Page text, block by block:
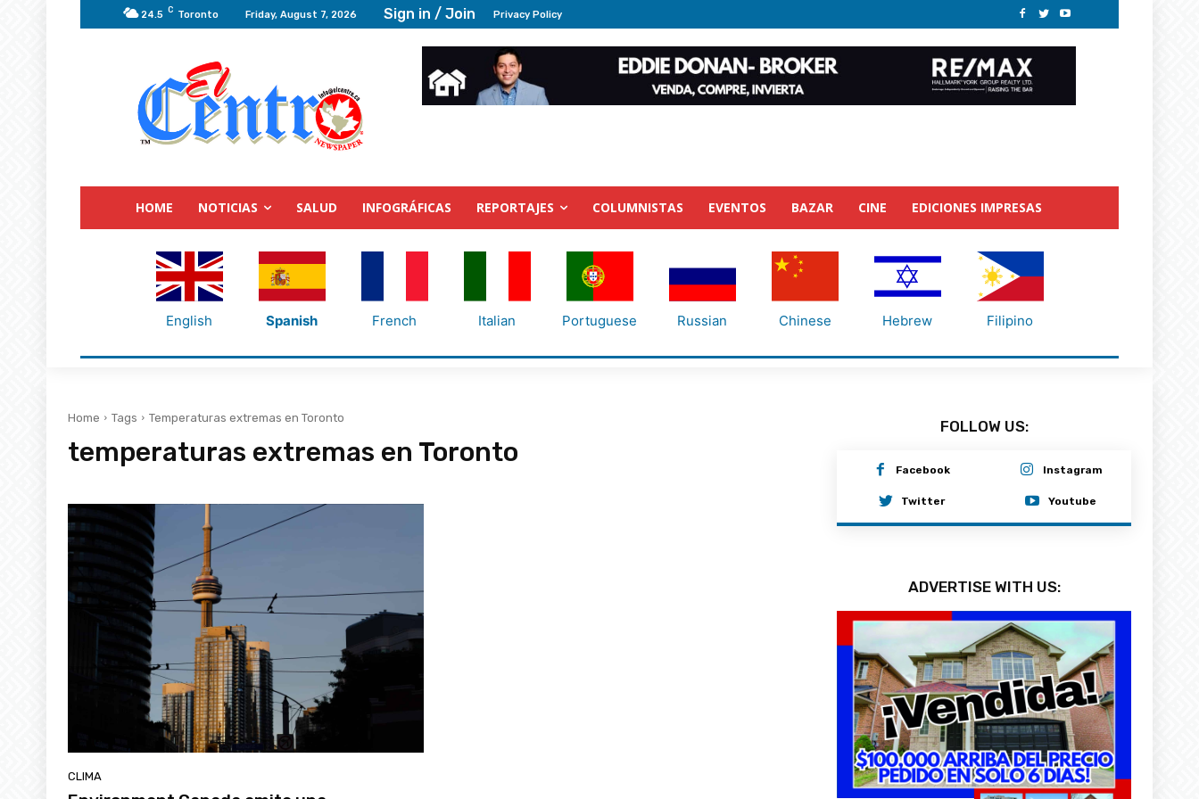
24.5 C Toronto Friday, August 7, 2026 Sign in / Join Privacy Policy
HOME NOTICIAS SALUD INFOGRÁFICAS REPORTAJES COLUMNISTAS EVENTOS BAZAR CINE EDICIONES IMPRESAS
English Spanish French Italian Portuguese Russian Chinese Hebrew Filipino
Home Tags Temperaturas extremas en Toronto
temperaturas extremas en Toronto
CLIMA
FOLLOW US:
Facebook Instagram
Twitter Youtube
ADVERTISE WITH US: